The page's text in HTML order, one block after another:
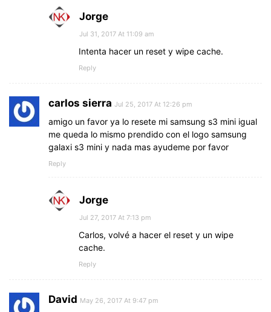
Jorge
Jul 31, 2017 At 11:09 am
Intenta hacer un reset y wipe cache.
Reply
carlos sierra Jul 25, 2017 At 12:26 pm
amigo un favor ya lo resete mi samsung s3 mini igual
me queda lo mismo prendido con el logo samsung
galaxi s3 mini y nada mas ayudeme por favor
Reply
Jorge
Jul 27, 2017 At 7:13 pm
Carlos, volvé a hacer el reset y un wipe
cache.
Reply
David May 26, 2017 At 9:47 pm